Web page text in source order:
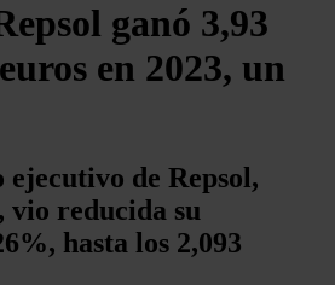
ganó 3,93
en 2023, un
de Repsol,
reducida su
hasta los 2,093